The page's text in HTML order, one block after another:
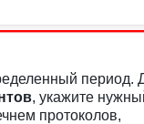
период.
, укажите
протоколов,